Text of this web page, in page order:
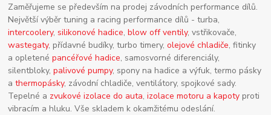
Zaměřujeme se především na prodej závodních performance dílů.
Největší výběr tuning a racing performance dílů - turba,
intercoolery,silikonové hadice,blow off ventily, vstřikovače,
wastegaty, přídavné budíky, turbo timery,olejové chladiče, fitinky
a opletenépancéřové hadice, samosvorné diferenciály,
silentbloky,palivové pumpy, spony na hadice a výfuk, termo pásky
athermopásky, závodní chladiče, ventilátory, spojkové sady.
Tepelné a zvukové izolace do auta,izolace motoru a kapoty proti
vibracím a hluku. Vše skladem k okamžitému odeslání.